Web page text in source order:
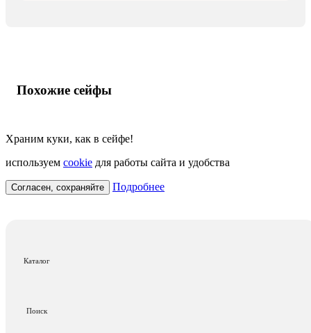
Каталог
Поиск
Похожие сейфы
Храним куки, как в сейфе!
используем cookie для работы сайта и удобства
Согласен, сохраняйте Подробнее